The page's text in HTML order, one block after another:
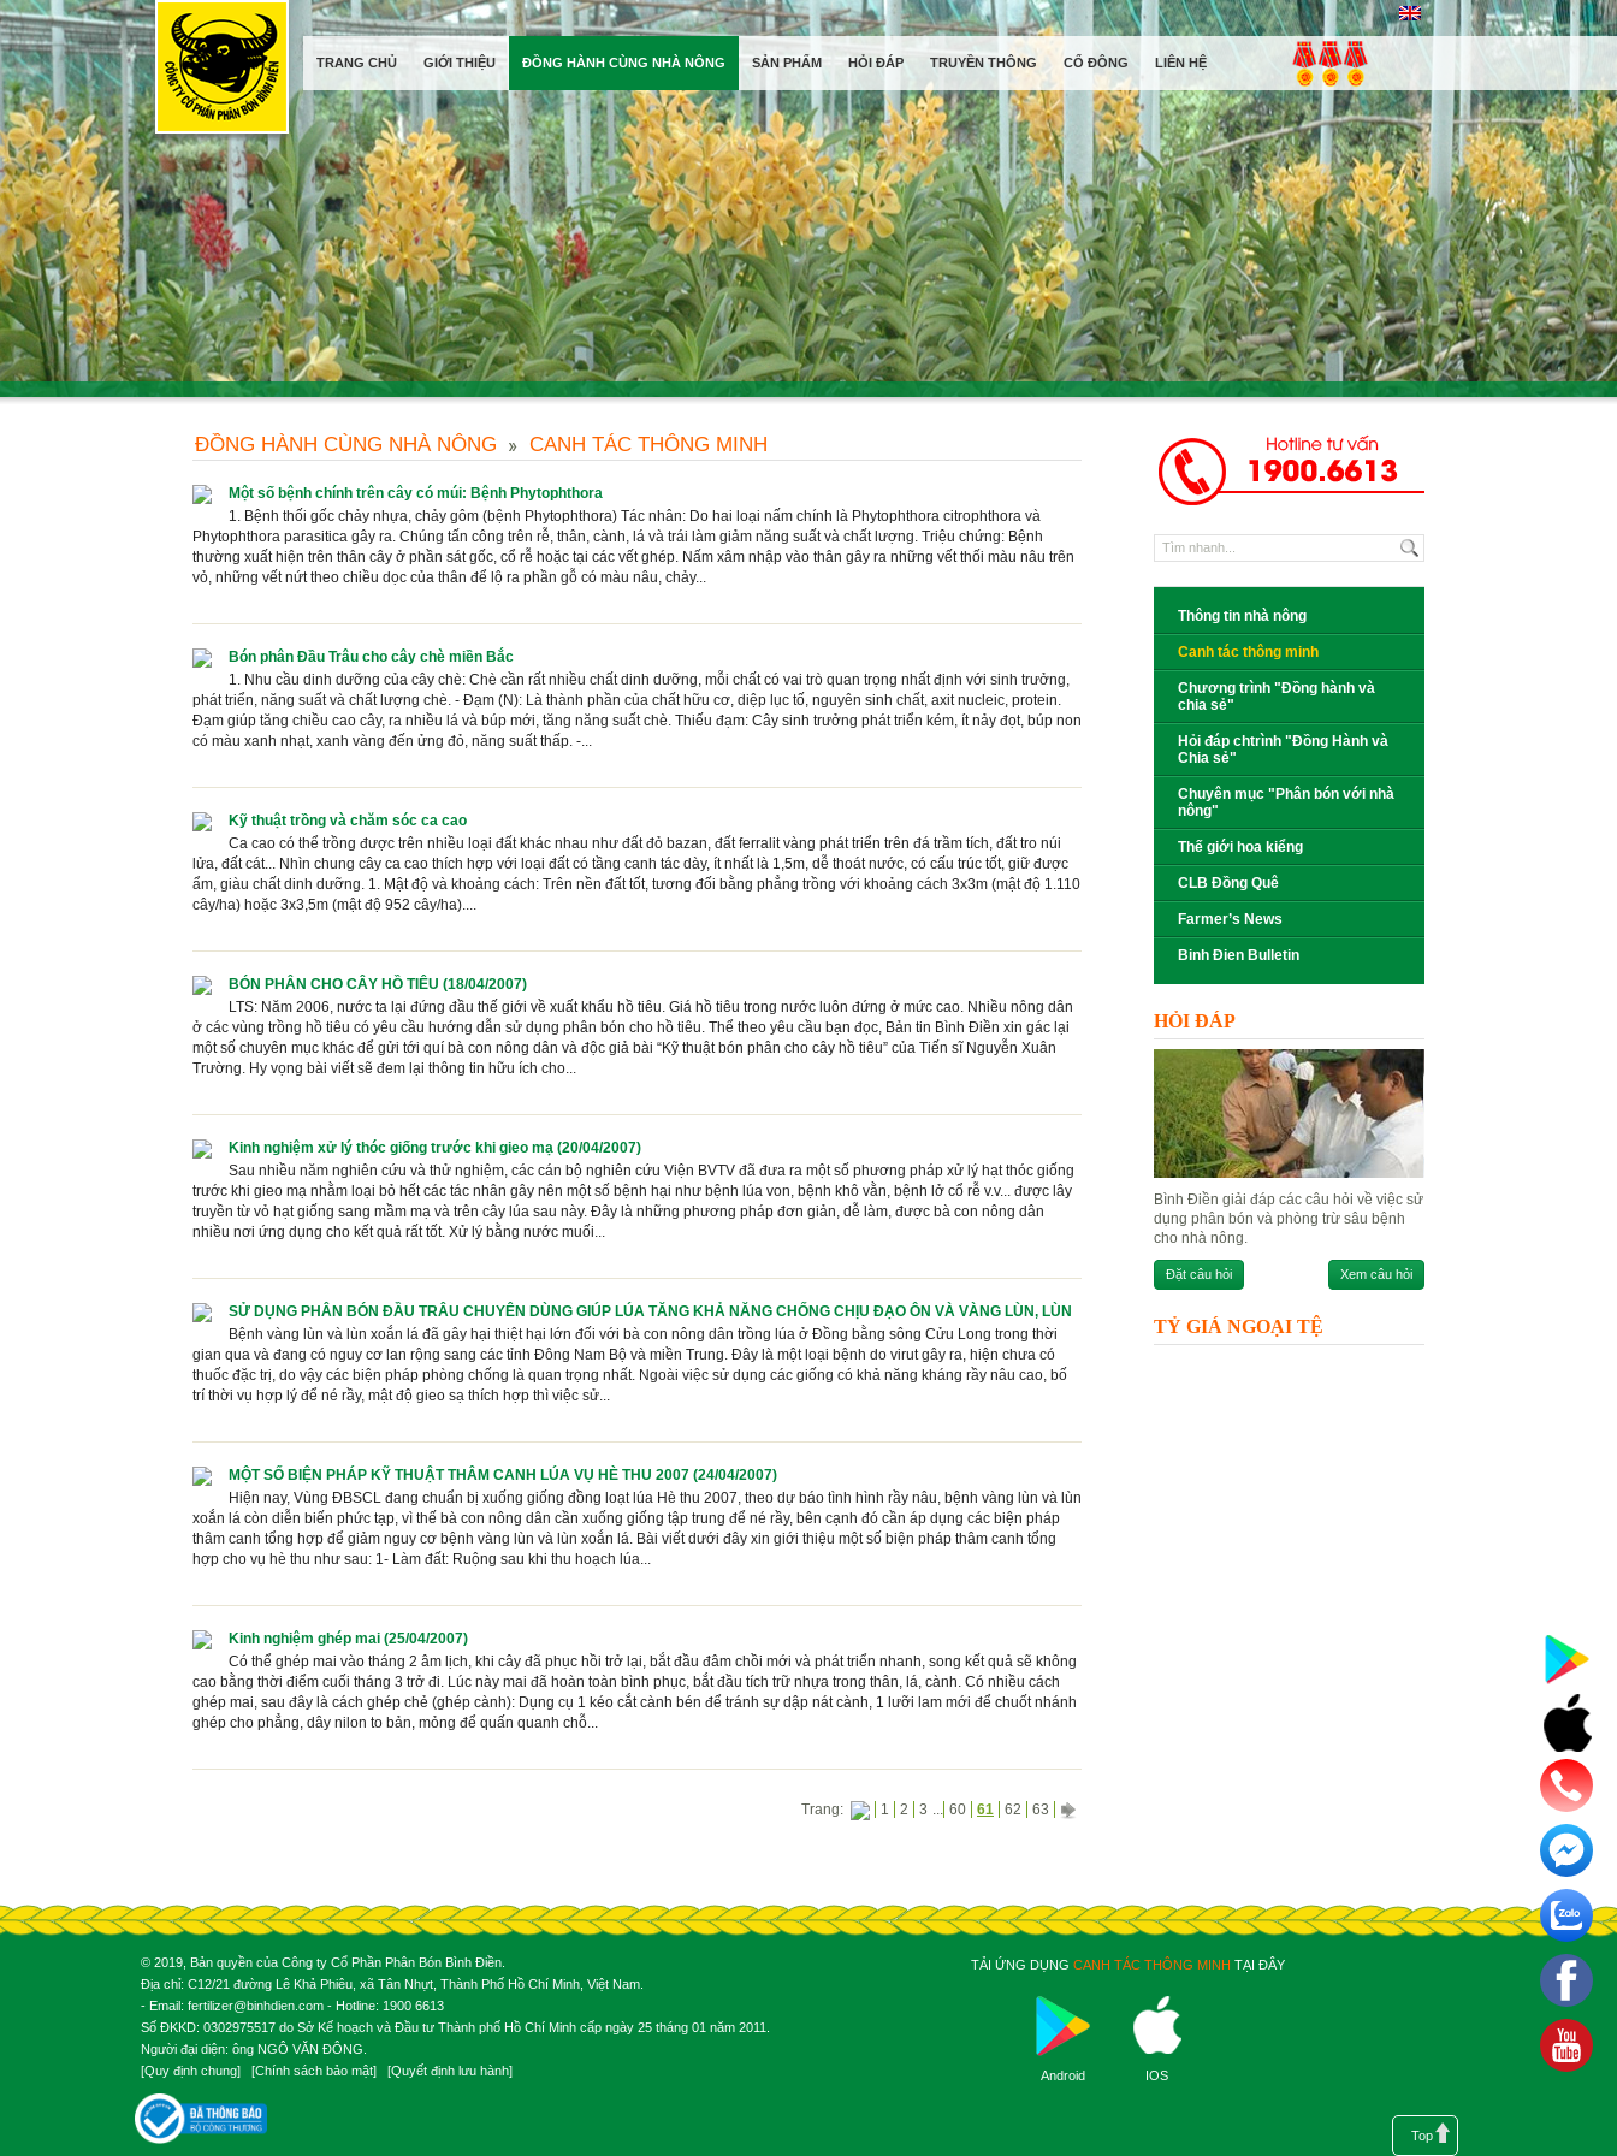
TRANG CHỦ GIỚI THIỆU ĐỒNG HÀNH CÙNG NHÀ NÔNG SẢN PHẨM HỎI ĐÁP TRUYỀN THÔNG CỔ ĐÔNG LIÊN HỆ
ĐỒNG HÀNH CÙNG NHÀ NÔNG CANH TÁC THÔNG MINH
Một số bệnh chính trên cây có múi: Bệnh Phytophthora
1. Bệnh thối gốc chảy nhựa, chảy gôm (bệnh Phytophthora) Tác nhân: Do hai loại nấm chính là Phytophthora citrophthora và
Phytophthora parasitica gây ra. Chúng tấn công trên rễ, thân, cành, lá và trái làm giảm năng suất và chất lượng. Triệu chứng: Bệnh
thường xuất hiện trên thân cây ở phần sát gốc, cổ rễ hoặc tại các vết ghép. Nấm xâm nhập vào thân gây ra những vết thối màu nâu trên
vỏ, những vết nứt theo chiều dọc của thân để lộ ra phần gỗ có màu nâu, chảy...
Bón phân Đầu Trâu cho cây chè miền Bắc
1. Nhu cầu dinh dưỡng của cây chè: Chè cần rất nhiều chất dinh dưỡng, mỗi chất có vai trò quan trọng nhất định với sinh trưởng,
phát triển, năng suất và chất lượng chè. - Đạm (N): Là thành phần của chất hữu cơ, diệp lục tố, nguyên sinh chất, axit nucleic, protein.
Đạm giúp tăng chiều cao cây, ra nhiều lá và búp mới, tăng năng suất chè. Thiếu đạm: Cây sinh trưởng phát triển kém, ít nảy đọt, búp non
có màu xanh nhạt, xanh vàng đến ửng đỏ, năng suất thấp. -...
Kỹ thuật trồng và chăm sóc ca cao
Ca cao có thể trồng được trên nhiều loại đất khác nhau như đất đỏ bazan, đất ferralit vàng phát triển trên đá trầm tích, đất tro núi
lửa, đất cát... Nhìn chung cây ca cao thích hợp với loại đất có tầng canh tác dày, ít nhất là 1,5m, dễ thoát nước, có cấu trúc tốt, giữ được
ẩm, giàu chất dinh dưỡng. 1. Mật độ và khoảng cách: Trên nền đất tốt, tương đối bằng phẳng trồng với khoảng cách 3x3m (mật độ 1.110
cây/ha) hoặc 3x3,5m (mật độ 952 cây/ha)....
BÓN PHÂN CHO CÂY HỒ TIÊU (18/04/2007)
LTS: Năm 2006, nước ta lại đứng đầu thế giới về xuất khẩu hồ tiêu. Giá hồ tiêu trong nước luôn đứng ở mức cao. Nhiều nông dân
ở các vùng trồng hồ tiêu có yêu cầu hướng dẫn sử dụng phân bón cho hồ tiêu. Thể theo yêu cầu bạn đọc, Bản tin Bình Điền xin gác lại
một số chuyên mục khác để gửi tới quí bà con nông dân và độc giả bài “Kỹ thuật bón phân cho cây hồ tiêu” của Tiến sĩ Nguyễn Xuân
Trường. Hy vọng bài viết sẽ đem lại thông tin hữu ích cho...
Kinh nghiệm xử lý thóc giống trước khi gieo mạ (20/04/2007)
Sau nhiều năm nghiên cứu và thử nghiệm, các cán bộ nghiên cứu Viện BVTV đã đưa ra một số phương pháp xử lý hạt thóc giống
trước khi gieo mạ nhằm loại bỏ hết các tác nhân gây nên một số bệnh hại như bệnh lúa von, bệnh khô vằn, bệnh lở cổ rễ v.v... được lây
truyền từ vỏ hạt giống sang mầm mạ và trên cây lúa sau này. Đây là những phương pháp đơn giản, dễ làm, được bà con nông dân
nhiều nơi ứng dụng cho kết quả rất tốt. Xử lý bằng nước muối...
SỬ DỤNG PHÂN BÓN ĐẦU TRÂU CHUYÊN DÙNG GIÚP LÚA TĂNG KHẢ NĂNG CHỐNG CHỊU ĐẠO ÔN VÀ VÀNG LÙN, LÙN
Bệnh vàng lùn và lùn xoắn lá đã gây hại thiệt hại lớn đối với bà con nông dân trồng lúa ở Đồng bằng sông Cửu Long trong thời
gian qua và đang có nguy cơ lan rộng sang các tỉnh Đông Nam Bộ và miền Trung. Đây là một loại bệnh do virut gây ra, hiện chưa có
thuốc đặc trị, do vậy các biện pháp phòng chống là quan trọng nhất. Ngoài việc sử dụng các giống có khả năng kháng rầy nâu cao, bố
trí thời vụ hợp lý để né rầy, mật độ gieo sạ thích hợp thì việc sử...
MỘT SỐ BIỆN PHÁP KỸ THUẬT THÂM CANH LÚA VỤ HÈ THU 2007 (24/04/2007)
Hiện nay, Vùng ĐBSCL đang chuẩn bị xuống giống đồng loạt lúa Hè thu 2007, theo dự báo tình hình rầy nâu, bệnh vàng lùn và lùn
xoắn lá còn diễn biến phức tạp, vì thế bà con nông dân cần xuống giống tập trung để né rầy, bên cạnh đó cần áp dụng các biện pháp
thâm canh tổng hợp để giảm nguy cơ bệnh vàng lùn và lùn xoắn lá. Bài viết dưới đây xin giới thiệu một số biện pháp thâm canh tổng
hợp cho vụ hè thu như sau: 1- Làm đất: Ruộng sau khi thu hoạch lúa...
Kinh nghiệm ghép mai (25/04/2007)
Có thể ghép mai vào tháng 2 âm lịch, khi cây đã phục hồi trở lại, bắt đầu đâm chồi mới và phát triển nhanh, song kết quả sẽ không
cao bằng thời điểm cuối tháng 3 trở đi. Lúc này mai đã hoàn toàn bình phục, bắt đầu tích trữ nhựa trong thân, lá, cành. Có nhiều cách
ghép mai, sau đây là cách ghép chẻ (ghép cành): Dụng cụ 1 kéo cắt cành bén để tránh sự dập nát cành, 1 lưỡi lam mới để chuốt nhánh
ghép cho phẳng, dây nilon to bản, mỏng để quấn quanh chỗ...
1 2 3 ... 60 61 62 63
Trang:
Thông tin nhà nông
Canh tác thông minh
Chương trình "Đồng hành và
chia sẻ"
Hỏi đáp chtrình "Đồng Hành và
Chia sẻ"
Chuyên mục "Phân bón với nhà
nông"
Thế giới hoa kiểng
CLB Đồng Quê
Farmer’s News
Binh Đien Bulletin
HỎI ĐÁP
Bình Điền giải đáp các câu hỏi về việc sử
dụng phân bón và phòng trừ sâu bệnh
cho nhà nông.
Đặt câu hỏi Xem câu hỏi
TỶ GIÁ NGOẠI TỆ
Top
© 2019, Bản quyền của Công ty Cổ Phần Phân Bón Bình Điền.
Địa chỉ: C12/21 đường Lê Khả Phiêu, xã Tân Nhựt, Thành Phố Hồ Chí Minh, Việt Nam.
- Email: fertilizer@binhdien.com - Hotline: 1900 6613
Số ĐKKD: 0302975517 do Sở Kế hoạch và Đầu tư Thành phố Hồ Chí Minh cấp ngày 25 tháng 01 năm 2011.
Người đại diện: ông NGÔ VĂN ĐÔNG.
[Quy định chung] [Chính sách bảo mật] [Quyết định lưu hành]
TẢI ỨNG DỤNG CANH TÁC THÔNG MINH TẠI ĐÂY
Android IOS